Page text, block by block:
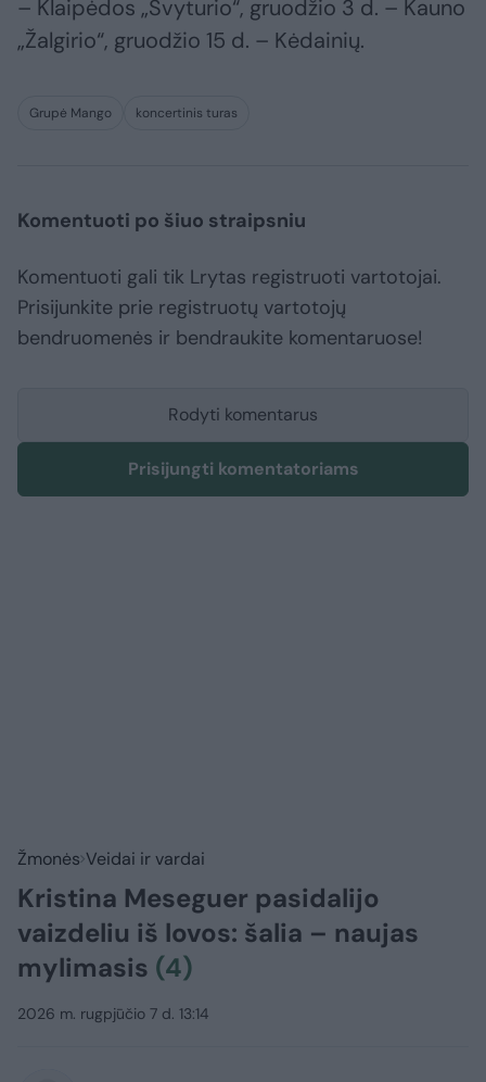
– Klaipėdos „Švyturio“, gruodžio 3 d. – Kauno
„Žalgirio“, gruodžio 15 d. – Kėdainių.
Grupė Mango koncertinis turas
Komentuoti po šiuo straipsniu
Komentuoti gali tik Lrytas registruoti vartotojai.
Prisijunkite prie registruotų vartotojų
bendruomenės ir bendraukite komentaruose!
Rodyti komentarus
Prisijungti komentatoriams
Žmonės Veidai ir vardai
Kristina Meseguer pasidalijo
vaizdeliu iš lovos: šalia – naujas
mylimasis (4)
2026 m. rugpjūčio 7 d. 13:14